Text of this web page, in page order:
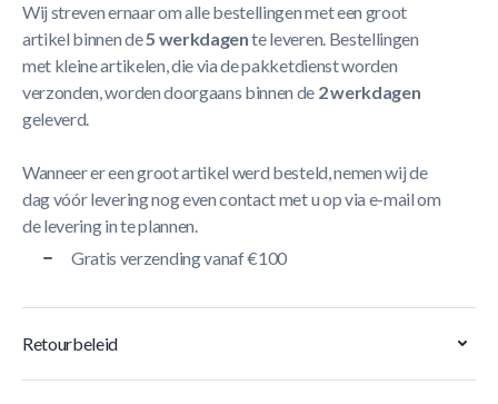
Wij streven ernaar om alle bestellingen met een groot
artikel binnen de5 werkdagente leveren. Bestellingen
met kleine artikelen, die via de pakketdienst worden
verzonden, worden doorgaans binnen de 2 werkdagen
geleverd.
Wanneer er een groot artikel werd besteld, nemen wij de
dag vóór levering nog even contact met u op via e-mail om
de levering in te plannen.
Gratis verzending vanaf €100
Retourbeleid